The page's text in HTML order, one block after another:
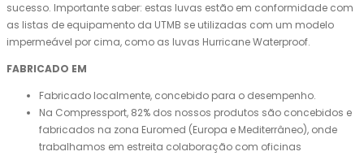
sucesso. Importante saber: estas luvas estão em conformidade com
as listas de equipamento da UTMB se utilizadas com um modelo
impermeável por cima, como as luvas Hurricane Waterproof.
FABRICADO EM
Fabricado localmente, concebido para o desempenho.
Na Compressport, 82% dos nossos produtos são concebidos e
fabricados na zona Euromed (Europa e Mediterrâneo), onde
trabalhamos em estreita colaboração com oficinas